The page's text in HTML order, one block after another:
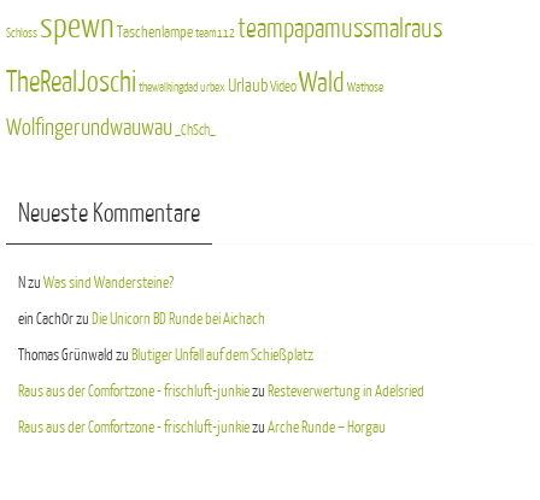
Schloss spewn Taschenlampeteam112teampapamussmalraus
TheRealJoschi thewalkingdadurbexUrlaubVideoWald Wathose
Wolfingerundwauwau _ChSch_
Neueste Kommentare
N zu Was sind Wandersteine?
ein Cach0rzu Die Unicorn BD Runde bei Aichach
Thomas Grünwald zu Blutiger Unfall auf dem Schießplatz
Raus aus der Comfortzone - frischluft-junkiezu Resteverwertung in Adelsried
Raus aus der Comfortzone - frischluft-junkiezu Arche Runde – Horgau